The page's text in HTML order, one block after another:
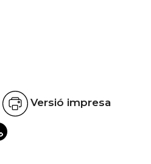
Versió impresa